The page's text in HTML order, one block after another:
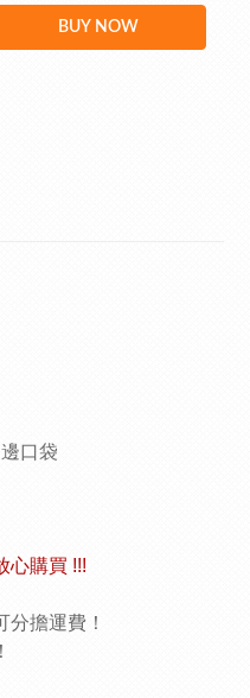
BUY NOW
口袋
心購買 !!!
擔運費！